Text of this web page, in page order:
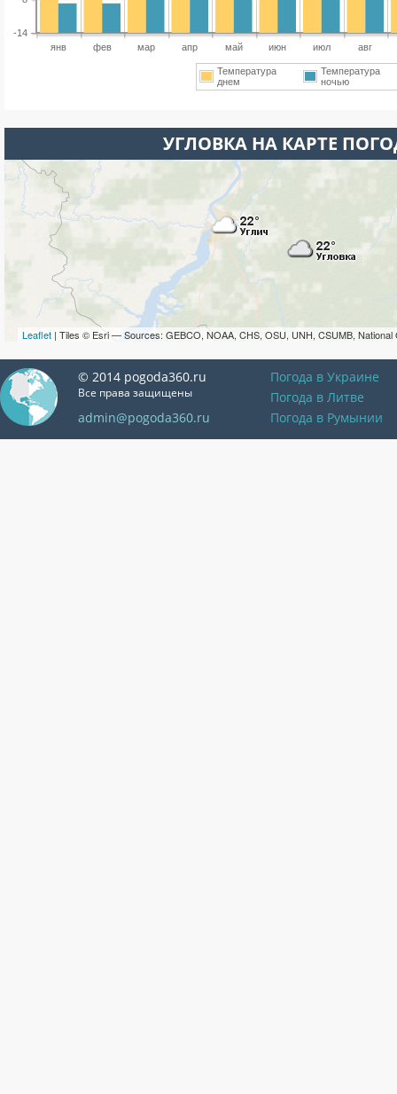
янв фев мар апр май июн июл авг
-14
Температура
днем
Температура
ночью
УГЛОВКА НА КАРТЕ
Leaflet | Tiles © Esri — Sources: GEBCO, NOAA, CHS, OSU, UNH, CSUMB, National
© 2014 pogoda360.ru
Все права защищены
admin@pogoda360.ru
Погода в Украине
Погода в Литве
Погода в Румынии